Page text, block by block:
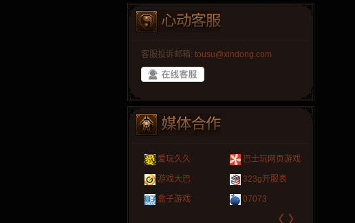
客服投诉邮箱: tousu@xindong.com
爱玩久久 巴士玩网页游戏
游戏大巴 323g开服表
盒子游戏 07073
〈 〉